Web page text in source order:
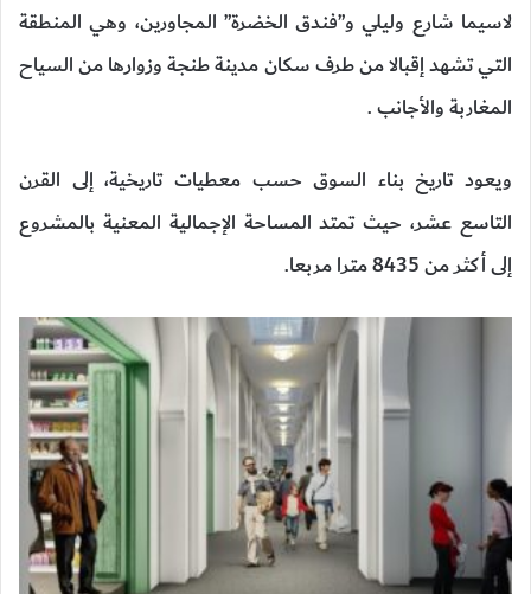
لاسيما شارع وليلي و”فندق الخضرة” المجاورين، وهي المنطقة
التي تشهد إقبالا من طرف سكان مدينة طنجة وزوارها من السياح
المغاربة والأجانب .
ويعود تاريخ بناء السوق حسب معطيات تاريخية، إلى القرن
التاسع عشر، حيث تمتد المساحة الإجمالية المعنية بالمشروع
إلى أكثر من 8435 مترا مربعا.